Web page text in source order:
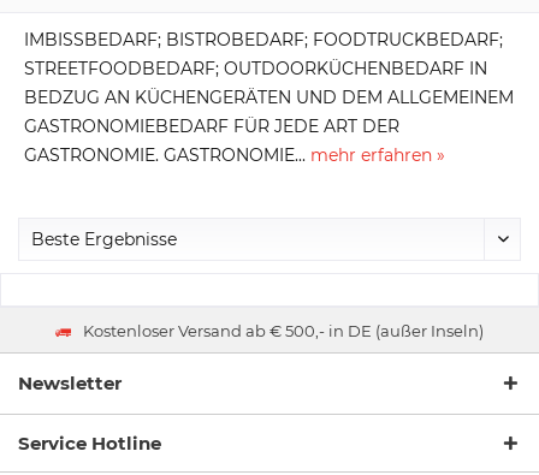
IMBISSBEDARF; BISTROBEDARF; FOODTRUCKBEDARF;
STREETFOODBEDARF; OUTDOORKÜCHENBEDARF IN
BEDZUG AN KÜCHENGERÄTEN UND DEM ALLGEMEINEM
GASTRONOMIEBEDARF FÜR JEDE ART DER
GASTRONOMIE. GASTRONOMIE... mehr erfahren »
Kostenloser Versand ab € 500,- in DE (außer Inseln)
Newsletter
Service Hotline